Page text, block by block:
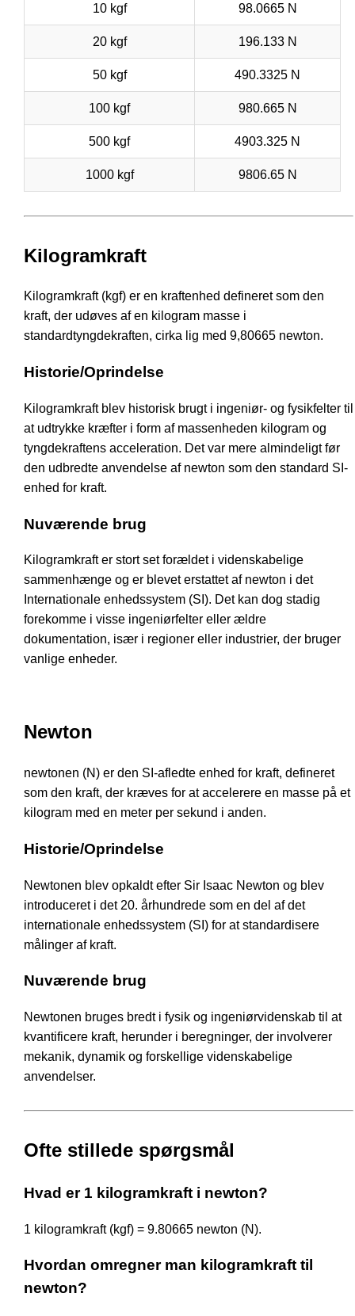
10 kgf 98.0665 N
20 kgf 196.133 N
50 kgf 490.3325 N
100 kgf 980.665 N
500 kgf 4903.325 N
1000 kgf 9806.65 N
Kilogramkraft
Kilogramkraft (kgf) er en kraftenhed defineret som den
kraft, der udøves af en kilogram masse i
standardtyngdekraften, cirka lig med 9,80665 newton.
Historie/Oprindelse
Kilogramkraft blev historisk brugt i ingeniør- og fysikfelter til
at udtrykke kræfter i form af massenheden kilogram og
tyngdekraftens acceleration. Det var mere almindeligt før
den udbredte anvendelse af newton som den standard SI-
enhed for kraft.
Nuværende brug
Kilogramkraft er stort set forældet i videnskabelige
sammenhænge og er blevet erstattet af newton i det
Internationale enhedssystem (SI). Det kan dog stadig
forekomme i visse ingeniørfelter eller ældre
dokumentation, især i regioner eller industrier, der bruger
vanlige enheder.
Newton
newtonen (N) er den SI-afledte enhed for kraft, defineret
som den kraft, der kræves for at accelerere en masse på et
kilogram med en meter per sekund i anden.
Historie/Oprindelse
Newtonen blev opkaldt efter Sir Isaac Newton og blev
introduceret i det 20. århundrede som en del af det
internationale enhedssystem (SI) for at standardisere
målinger af kraft.
Nuværende brug
Newtonen bruges bredt i fysik og ingeniørvidenskab til at
kvantificere kraft, herunder i beregninger, der involverer
mekanik, dynamik og forskellige videnskabelige
anvendelser.
Ofte stillede spørgsmål
Hvad er 1 kilogramkraft i newton?
1 kilogramkraft (kgf) = 9.80665 newton (N).
Hvordan omregner man kilogramkraft til
newton?